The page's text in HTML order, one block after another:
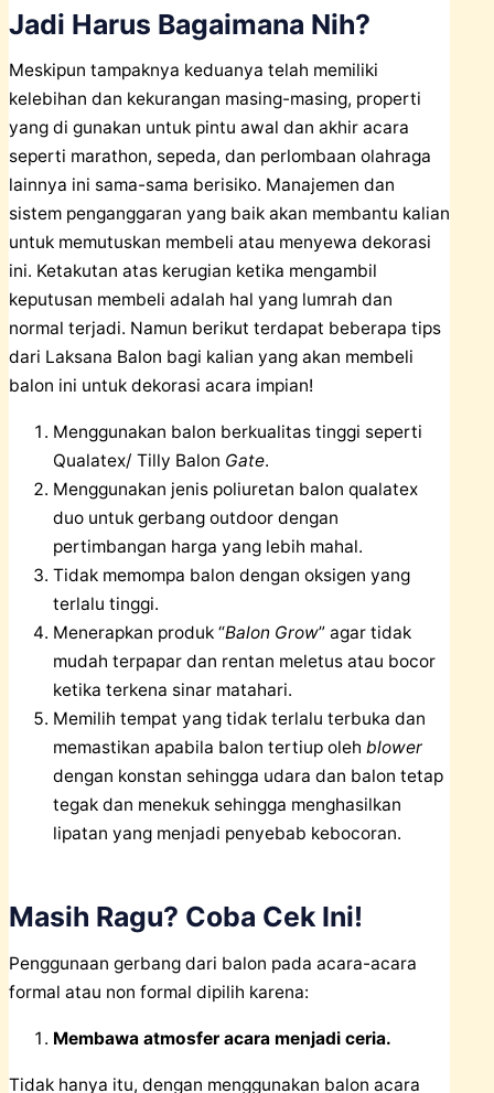
Jadi Harus Bagaimana Nih?
Meskipun tampaknya keduanya telah memiliki
kelebihan dan kekurangan masing-masing, properti
yang di gunakan untuk pintu awal dan akhir acara
seperti marathon, sepeda, dan perlombaan olahraga
lainnya ini sama-sama berisiko. Manajemen dan
sistem penganggaran yang baik akan membantu kalian
untuk memutuskan membeli atau menyewa dekorasi
ini. Ketakutan atas kerugian ketika mengambil
keputusan membeli adalah hal yang lumrah dan
normal terjadi. Namun berikut terdapat beberapa tips
dari Laksana Balon bagi kalian yang akan membeli
balon ini untuk dekorasi acara impian!
Menggunakan balon berkualitas tinggi seperti
Qualatex/ Tilly Balon Gate.
Menggunakan jenis poliuretan balon qualatex
duo untuk gerbang outdoor dengan
pertimbangan harga yang lebih mahal.
Tidak memompa balon dengan oksigen yang
terlalu tinggi.
Menerapkan produk “Balon Grow” agar tidak
mudah terpapar dan rentan meletus atau bocor
ketika terkena sinar matahari.
Memilih tempat yang tidak terlalu terbuka dan
memastikan apabila balon tertiup oleh blower
dengan konstan sehingga udara dan balon tetap
tegak dan menekuk sehingga menghasilkan
lipatan yang menjadi penyebab kebocoran.
Masih Ragu? Coba Cek Ini!
Penggunaan gerbang dari balon pada acara-acara
formal atau non formal dipilih karena:
Membawa atmosfer acara menjadi ceria.
Tidak hanya itu, dengan menggunakan balon acara